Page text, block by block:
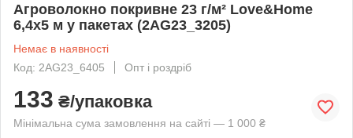
Агроволокно покривне 23 г/м² Love&Home
6,4х5 м у пакетах (2AG23_3205)
Немає в наявності
Код: 2AG23_6405
Опт і роздріб
133 ₴/упаковка
Мінімальна сума замовлення на сайті — 1 000 ₴